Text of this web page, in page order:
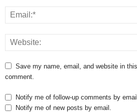
Save my name, email, and website in
comment.
Notify me of follow-up comments by email.
Notify me of new posts by email.